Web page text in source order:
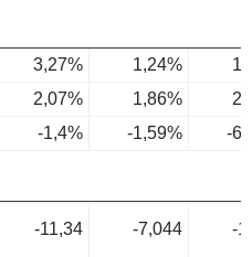
3,27% 1,24%
2,07% 1,86%
-1,4% -1,59% -
-11,34 -7,044 -